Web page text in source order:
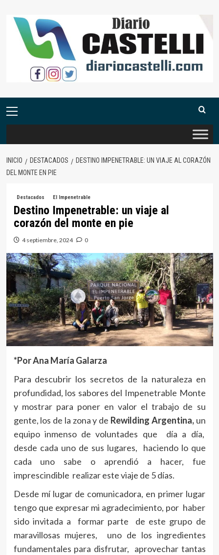
contenido
Menú
INICIO DESTACADOS
DESTINO IMPENETRABLE: UN VIAJE AL CORAZÓN
DEL MONTE EN PIE
Destacados El Impenetrable
Destino Impenetrable: un viaje al
corazón del monte en pie
4 septiembre, 2024 0
*Por Ana María Galarza
Para descubrir los secretos de la naturaleza en
profundidad, los sabores del Impenetrable Monte
y mostrar para poner en valor el trabajo de su
gente, los de la zona y de Rewilding Argentina,un
equipo inmenso de voluntades que día a día,
desde cada uno de sus lugares, haciendo lo que
cada uno sabe o aprendió a hacer, fue
imprescindible realizar este viaje de 5 días.
Desde mí lugar de comunicadora, en primer lugar
tengo que expresar mi agradecimiento, por haber
sido invitada a formar parte de este grupo de
maravillosas mujeres, uno de los ingredientes
fundamentales para disfrutar, aprovechar tantas